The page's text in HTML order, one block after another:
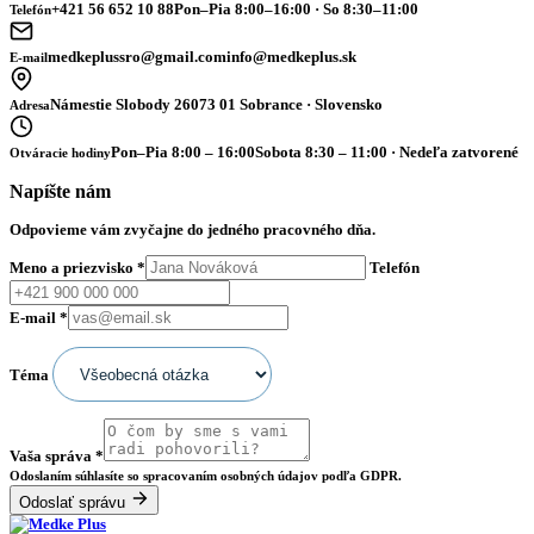
Telefón+421 56 652 10 88Pon–Pia 8:00–16:00 · So 8:30–11:00
E-mailmedkeplussro@gmail.cominfo@medkeplus.sk
AdresaNámestie Slobody 26073 01 Sobrance · Slovensko
Otváracie hodinyPon–Pia 8:00 – 16:00Sobota 8:30 – 11:00 · Nedeľa zatvorené
Napíšte nám
Odpovieme vám zvyčajne do jedného pracovného dňa.
Meno a priezvisko * Telefón
E-mail *
Téma
Vaša správa *
Odoslaním súhlasíte so spracovaním osobných údajov podľa GDPR.
Odoslať správu